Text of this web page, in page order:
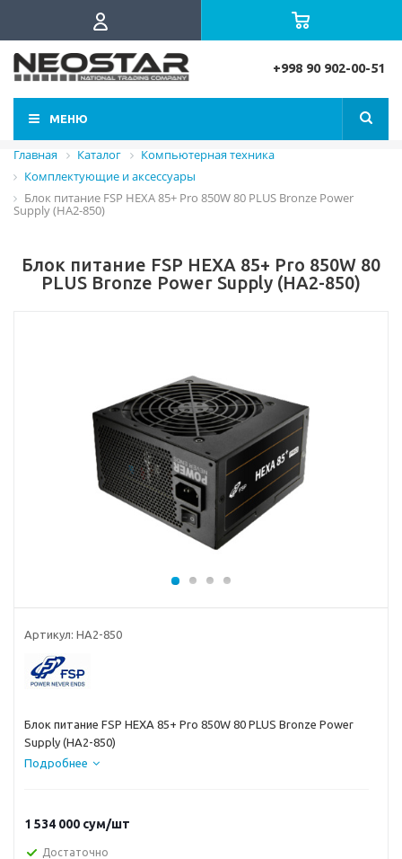
+998 90 902-00-51
МЕНЮ
Главная Каталог
Компьютерная техника
Комплектующие и аксессуары
Блок питание FSP HEXA 85+ Pro 850W 80 PLUS Bronze Power
Supply (HA2-850)
Блок питание FSP HEXA 85+ Pro 850W 80
PLUS Bronze Power Supply (HA2-850)
Артикул: HA2-850
Блок питание FSP HEXA 85+ Pro 850W 80 PLUS Bronze Power
Supply (HA2-850)
Подробнее
1 534 000 сум/шт
Достаточно